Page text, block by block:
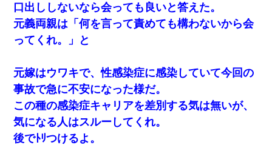
【画像】女上司(30)「終電なくなったね…部屋くる？」ワイ「行
きます！」
り込んできたみたいで、ずっとドアの前で喚いてて滅茶苦茶うる
さかった。
新卒の女性社員に1年半ストーカーされていた。俺「マジで怖い」
上司「話をしてみる」→女性社員「実は10数年前に…」
口出ししないなら会っても良いと答えた。
元義両親は「何を言って責めても構わないから会
ってくれ。」と
元嫁はウワキで、性感染症に感染していて今回の
事故で急に不安になった様だ。
この種の感染症キャリアを差別する気は無いが、
気になる人はスルーしてくれ。
後でﾄﾘつけるよ。